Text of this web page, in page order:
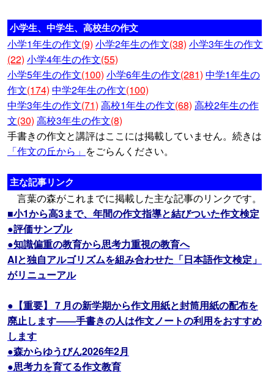
小学生、中学生、高校生の作文
小学1年生の作文(9) 小学2年生の作文(38) 小学3年生の作文
(22) 小学4年生の作文(55)
小学5年生の作文(100) 小学6年生の作文(281) 中学1年生の
作文(174) 中学2年生の作文(100)
中学3年生の作文(71) 高校1年生の作文(68) 高校2年生の作
文(30) 高校3年生の作文(8)
手書きの作文と講評はここには掲載していません。続きは
「作文の丘から」 をごらんください。
主な記事リンク
言葉の森がこれまでに掲載した主な記事のリンクです。
■小1から高3まで、年間の作文指導と結びついた作文検定
●評価サンプル
●知識偏重の教育から思考力重視の教育へ
AIと独自アルゴリズムを組み合わせた「日本語作文検定」
がリニューアル
●【重要】７月の新学期から作文用紙と封筒用紙の配布を
廃止します――手書きの人は作文ノートの利用をおすすめ
します
●森からゆうびん2026年2月
●思考力を育てる作文教育